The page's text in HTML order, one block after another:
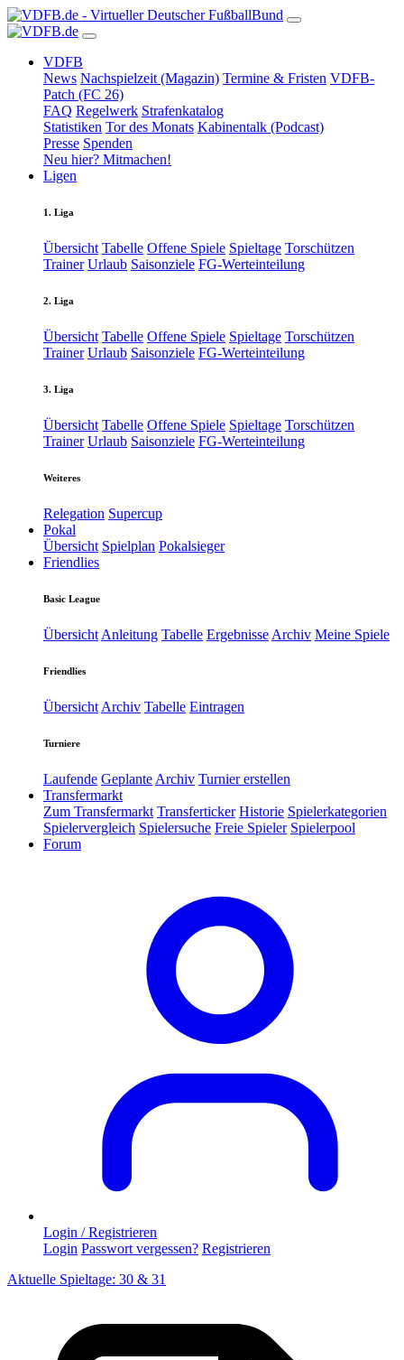
VDFB
News Nachspielzeit (Magazin) Termine & Fristen VDFB-
Patch (FC 26)
FAQ Regelwerk Strafenkatalog
Statistiken Tor des Monats Kabinentalk (Podcast)
Presse Spenden
Neu hier? Mitmachen!
Ligen
1. Liga
Übersicht Tabelle Offene Spiele Spieltage Torschützen
Trainer Urlaub Saisonziele FG-Werteinteilung
2. Liga
Übersicht Tabelle Offene Spiele Spieltage Torschützen
Trainer Urlaub Saisonziele FG-Werteinteilung
3. Liga
Übersicht Tabelle Offene Spiele Spieltage Torschützen
Trainer Urlaub Saisonziele FG-Werteinteilung
Weiteres
Relegation Supercup
Pokal
Übersicht Spielplan Pokalsieger
Friendlies
Basic League
Übersicht Anleitung Tabelle Ergebnisse Archiv Meine Spiele
Friendlies
Übersicht Archiv Tabelle Eintragen
Turniere
Laufende Geplante Archiv Turnier erstellen
Transfermarkt
Zum Transfermarkt Transferticker Historie Spielerkategorien
Spielervergleich Spielersuche Freie Spieler Spielerpool
Forum
Login / Registrieren
Login Passwort vergessen? Registrieren
Aktuelle Spieltage: 30 & 31